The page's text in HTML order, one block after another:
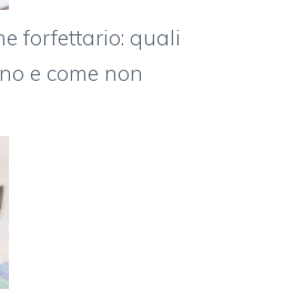
forfettario: quali
e come non